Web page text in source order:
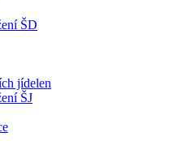
ŠD
jídelen
ŠJ